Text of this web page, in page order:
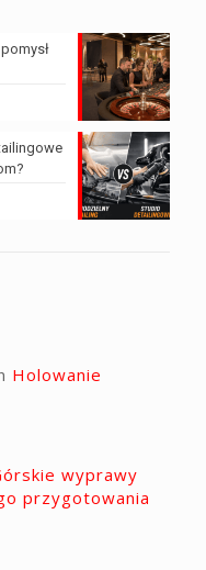
Holowanie
wyprawy
przygotowania